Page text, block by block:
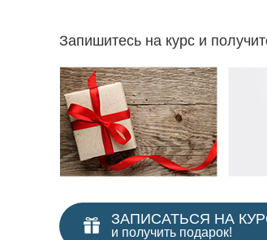
Запишитесь на курс и
ЗАПИСАТЬСЯ НА
и получить подарок!